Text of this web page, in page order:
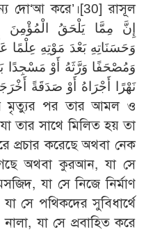
দো‘আ করে’।[30] রাসূল
وَحَسَنَاتِهِ بَعْدَ مَوْتِهِ عِلْمًا
وَمُصْحَفًا وَرَّثَهُ أَوْ مَسْجِدًا
نَهْرًا أَجْرَاهُ أَوْ صَدَقَةً
তার সাথে মিলিত হয় তা
প্রচার করেছে অথবা নেক
অথবা কুরআন, যা সে
যা সে নিজে নির্মাণ
সে পথিকদের সুবিধার্থে
যা সে প্রবাহিত করে